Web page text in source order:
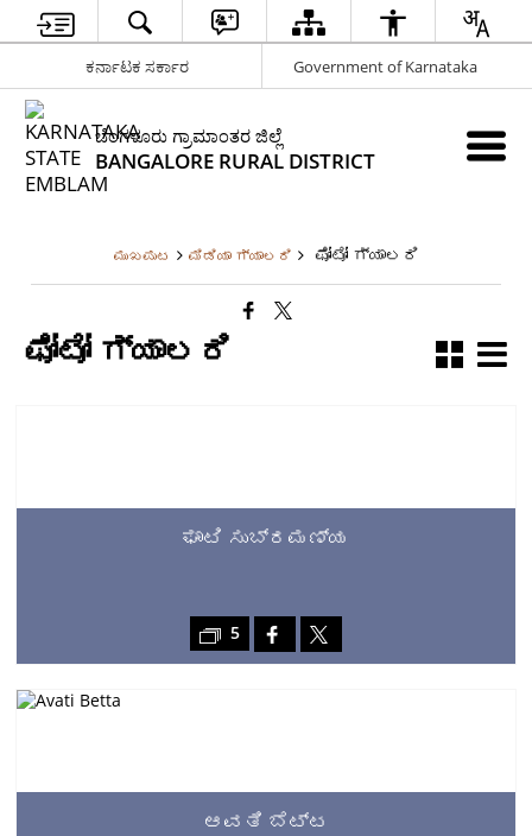
ಕರ್ನಾಟಕ ಸರ್ಕಾರ Government of Karnataka
ಬೆಂಗಳೂರು ಗ್ರಾಮಾಂತರ ಜಿಲ್ಲೆ
BANGALORE RURAL DISTRICT
ಮುಖಪುಟ ಮಿಡಿಯಾ ಗ್ಯಾಲರಿ ಫೋಟೋ ಗ್ಯಾಲರಿ
ಫೋಟೋ ಗ್ಯಾಲರಿ
ಘಾಟಿ ಸುಬ್ರಮಣ್ಯ
5
ಆವತಿ ಬೆಟ್ಟ